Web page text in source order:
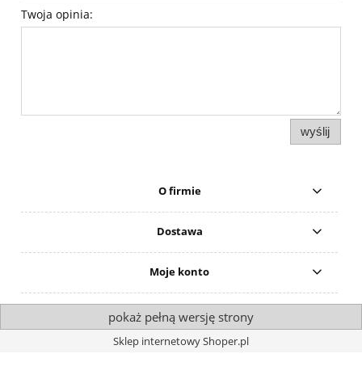
Twoja opinia:
wyślij
O firmie
Dostawa
Moje konto
pokaż pełną wersję strony
Sklep internetowy Shoper.pl